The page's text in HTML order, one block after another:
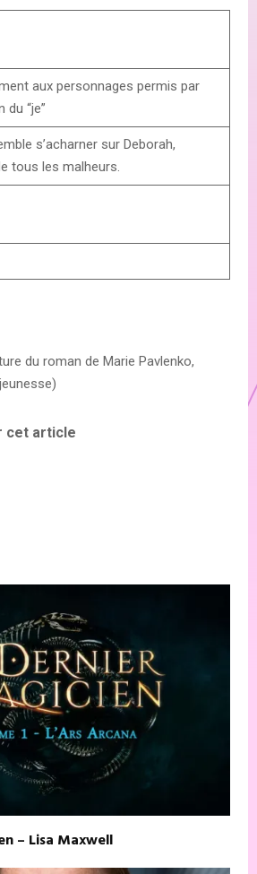
aux personnages permis par
du “je”
s’acharner sur Deborah,
tous les malheurs.
du roman de Marie Pavlenko,
cet article
– Lisa Maxwell